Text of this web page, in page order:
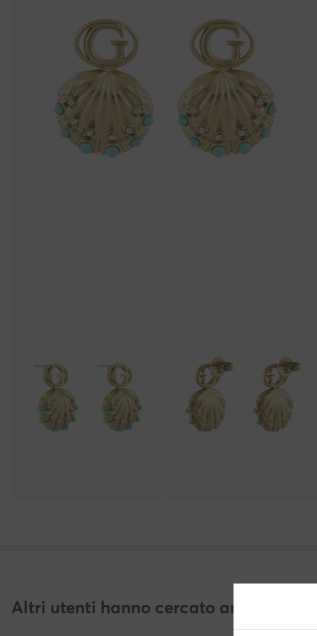
Altri utenti hanno cercato anche